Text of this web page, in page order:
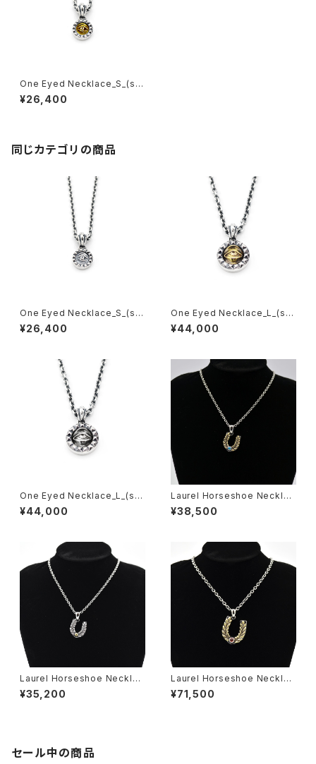
One Eyed Necklace_S_(sil
ver x brass)
¥26,400
同じカテゴリの商品
One Eyed Necklace_S_(sil
ver)
¥26,400
One Eyed Necklace_L_(silv
er x brass)
¥44,000
One Eyed Necklace_L_(silv
er)
¥44,000
Laurel Horseshoe Necklac
e_S_(stone)
¥38,500
Laurel Horseshoe Necklac
e_S_(normal)
¥35,200
Laurel Horseshoe Necklac
e_L_(stone)
¥71,500
セール中の商品